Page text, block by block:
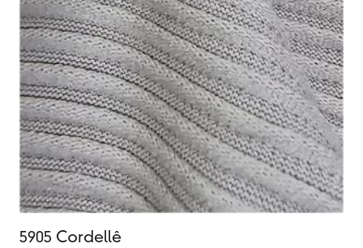
5905 Cordellê